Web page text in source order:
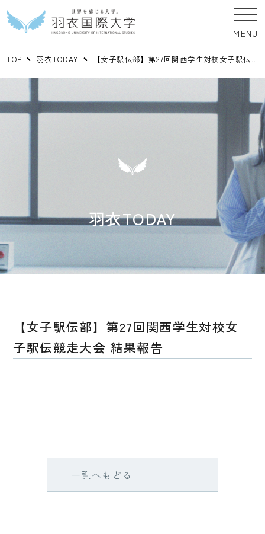
MENU
TOP 羽衣TODAY 【女子駅伝部】第27回関西学生対校女子駅伝競走大会 結果報告
羽衣TODAY
【女子駅伝部】第27回関西学生対校女
子駅伝競走大会 結果報告
一覧へもどる